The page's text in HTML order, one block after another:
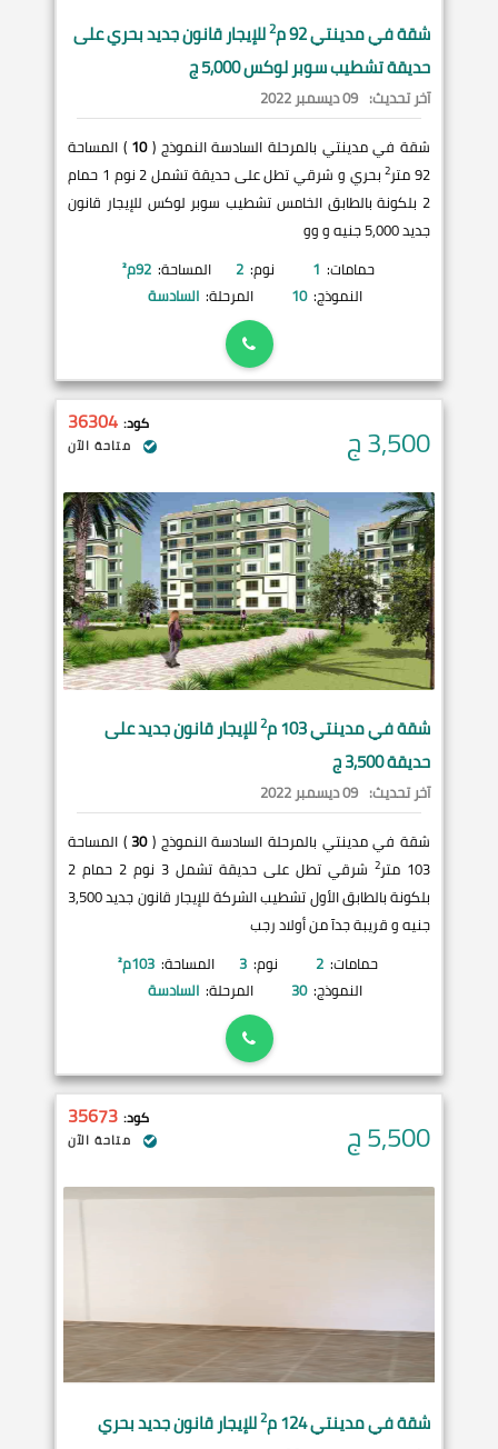
شقة فيمدينتي 2للإيجار قانون جديد بحري على
حديقة تشطيب سوبر لوكس 5,000 ج
آخر تحديث: 09 ديسمبر 2022
شقة في مدينتي بالمرحلة السادسة النموذج (10 ) المساحة
92 متر
2
بحري و شرقي تطل على حديقة تشمل 2 نوم 1 حمام
2 بلكونة بالطابق الخامس تشطيب سوبر لوكس للإيجار قانون
جديد 5,000 جنيه و وو
حمامات: 1 نوم: 2 المساحة: 92م²
النموذج: 10 المرحلة: السادسة
3,500ج كود: 36304
متاحة الآن
شقة فيمدينتي 2للإيجار قانون جديد على
حديقة 3,500 ج
آخر تحديث: 09 ديسمبر 2022
شقة في مدينتي بالمرحلة السادسة النموذج (30) المساحة
103 متر
2
شرقي تطل على حديقة تشمل 3 نوم 2 حمام 2
بلكونة بالطابق الأول تشطيب الشركة للإيجار قانون جديد 3,500
جنيه و قريبة جدآ من أولاد رجب
حمامات: 2 نوم: 3 المساحة: 103م²
النموذج: 30 المرحلة: السادسة
5,500ج كود: 35673
متاحة الآن
شقة فيمدينتي124 م 2للإيجار قانون جديد بحري